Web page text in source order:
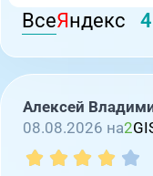
ВсеЯндекс
Алексей
08.08.2026 на2